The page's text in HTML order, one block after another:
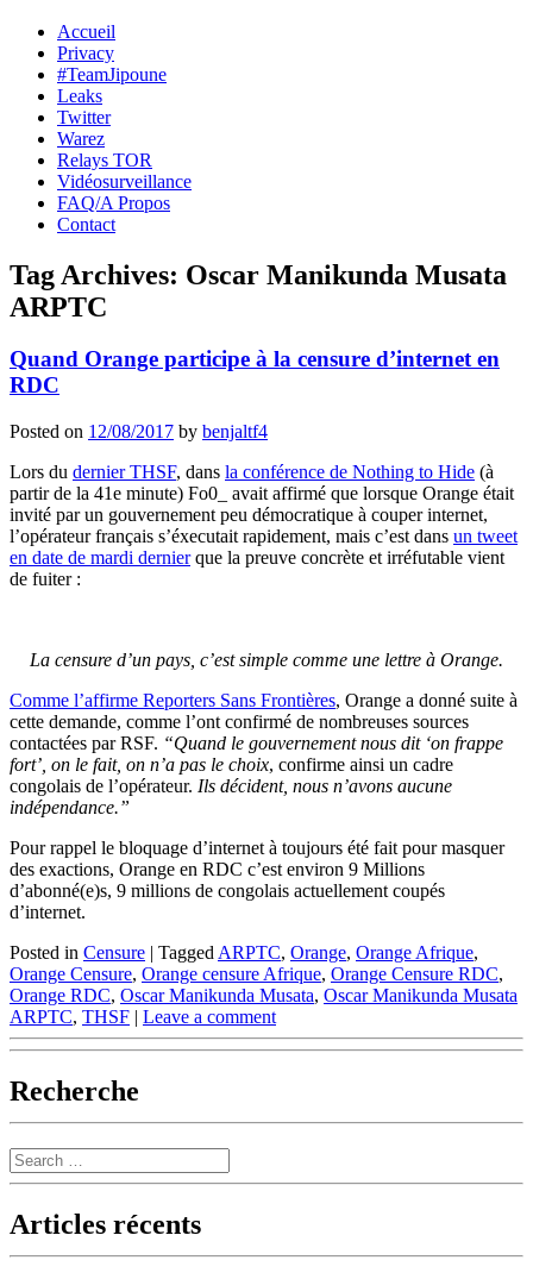
Skip
content
Accueil
Privacy
#TeamJipoune
Leaks
Twitter
Warez
Relays TOR
Vidéosurveillance
FAQ/A Propos
Contact
Tag Archives: Oscar Manikunda Musata
ARPTC
Quand Orange participe à la censure d’internet en
RDC
Posted on 12/08/2017 by benjaltf4
Lors du dernier THSF, dans la conférence de Nothing to Hide (à
partir de la 41e minute) Fo0_ avait affirmé que lorsque Orange était
invité par un gouvernement peu démocratique à couper internet,
l’opérateur français s’éxecutait rapidement, mais c’est dans un tweet
en date de mardi dernierque la preuve concrète et irréfutable vient
de fuiter :
La censure d’un pays, c’est simple comme une lettre à Orange.
Comme l’affirme Reporters Sans Frontières, Orange a donné suite à
cette demande, comme l’ont confirmé de nombreuses sources
contactées par RSF. “Quand le gouvernement nous dit ‘on frappe
fort’, on le fait, on n’a pas le choix, confirme ainsi un cadre
congolais de l’opérateur. Ils décident, nous n’avons aucune
indépendance.”
Pour rappel le bloquage d’internet à toujours été fait pour masquer
des exactions, Orange en RDC c’est environ 9 Millions
d’abonné(e)s, 9 millions de congolais actuellement coupés
d’internet.
Posted in Censure | Tagged ARPTC, Orange, Orange Afrique,
Orange Censure, Orange censure Afrique, Orange Censure RDC,
Orange RDC, Oscar Manikunda Musata, Oscar Manikunda Musata
ARPTC, THSF | Leave a comment
Recherche
Search
Articles récents